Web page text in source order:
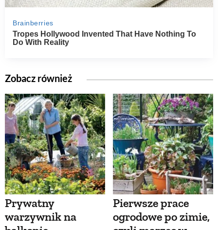
Zobacz również
Prywatny
warzywnik na
Pierwsze prace
ogrodowe po zimie,